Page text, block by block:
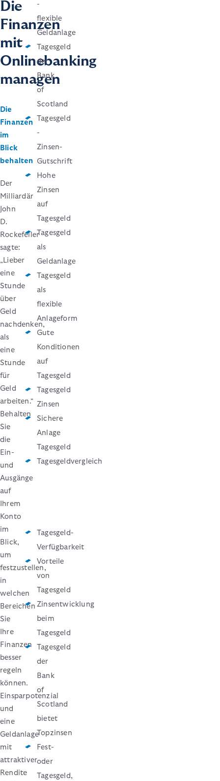
Die
Finanzen
mit
Onlinebanking
managen
Die
Finanzen
im
Blick
behalten
Der
Milliardär
John
D.
Rockefeller
sagte:
„Lieber
eine
Stunde
über
Geld
nachdenken,
als
eine
Stunde
für
Geld
arbeiten.“
Behalten
Sie
die
Ein-
und
Ausgänge
auf
Ihrem
Konto
im
Blick,
um
festzustellen,
in
welchen
Bereichen
Sie
Ihre
Finanzen
besser
regeln
können.
Einsparpotenzial
und
eine
Geldanlage
mit
attraktiver
Rendite
-
flexible
Geldanlage
Tagesgeld
der
Bank
of
Scotland
Tagesgeld
-
Zinsen-
Gutschrift
Hohe
Zinsen
auf
Tagesgeld
Tagesgeld
als
Geldanlage
Tagesgeld
als
flexible
Anlageform
Gute
Konditionen
auf
Tagesgeld
Tagesgeld
Zinsen
Sichere
Anlage
Tagesgeld
Tagesgeldvergleich
Tagesgeld-
Verfügbarkeit
Vorteile
von
Tagesgeld
Zinsentwicklung
beim
Tagesgeld
Tagesgeld
der
Bank
of
Scotland
bietet
Topzinsen
Fest-
oder
Tagesgeld,